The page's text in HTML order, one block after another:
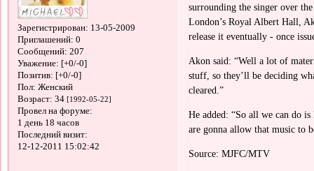
Зарегистрирован: 13-05-2009
Приглашений: 0
Сообщений: 207
Уважение: [+0/-0]
Позитив: [+0/-0]
Пол: Женский
Возраст: 34 [1992-05-22]
Провел на форуме:
1 день 18 часов
Последний визит:
12-12-2011 15:02:42
surrounding the singer over
London’s Royal Albert Hall,
release it eventually - once
Akon said: “Well a lot of
stuff, so they’ll be deciding
cleared.”
He added: “So all we can do
are gonna allow that music to
Source: MJFC/MTV